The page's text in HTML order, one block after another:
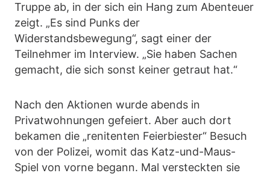
Truppe ab, in der sich ein Hang zum Abenteuer
zeigt. „Es sind Punks der
Widerstandsbewegung“, sagt einer der
Teilnehmer im Interview. „Sie haben Sachen
gemacht, die sich sonst keiner getraut hat.“
Nach den Aktionen wurde abends in
Privatwohnungen gefeiert. Aber auch dort
bekamen die „renitenten Feierbiester“ Besuch
von der Polizei, womit das Katz-und-Maus-
Spiel von vorne begann. Mal versteckten sie